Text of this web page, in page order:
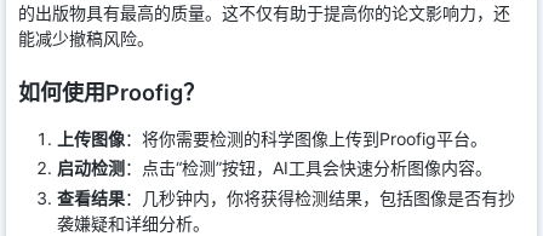
的出版物具有最高的质量。这不仅有助于提高你的论文影响力，还
能减少撤稿风险。
如何使用Proofig？
上传图像：将你需要检测的科学图像上传到Proofig平台。
启动检测 ：点击“检测”按钮，AI工具会快速分析图像内容。
查看结果：几秒钟内，你将获得检测结果，包括图像是否有抄
袭嫌疑和详细分析。